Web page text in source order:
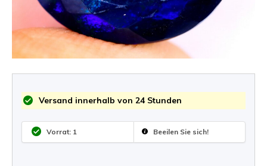
Versand innerhalb von 24 Stunden
Vorrat: 1 Beeilen Sie sich!